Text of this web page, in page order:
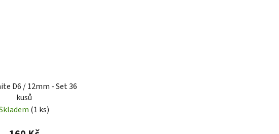
D6 / 12mm - Set 36
kusů
(1 ks)